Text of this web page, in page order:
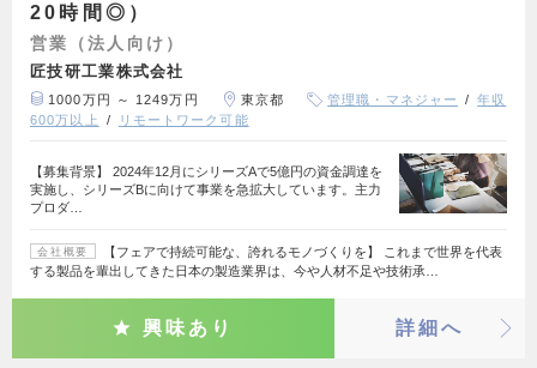
20時間◎）
営業（法人向け）
匠技研工業株式会社
1000万円 ～ 1249万円 東京都 管理職・マネジャー
年収
600万以上
リモートワーク可能
【募集背景】 2024年12月にシリーズAで5億円の資金調達を
実施し、シリーズBに向けて事業を急拡大しています。主力
プロダ…
会社概要
【フェアで持続可能な、誇れるモノづくりを】 これまで世界を代表
する製品を輩出してきた日本の製造業界は、今や人材不足や技術承…
興味あり 詳細へ